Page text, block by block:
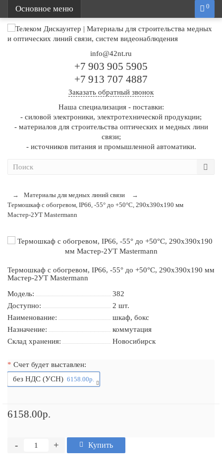
0
Основное меню
info@42nt.ru
+7 903 905 5905
+7 913 707 4887
Заказать обратный звонок
Наша специализация - поставки:
- силовой электроники, электротехнической продукции;
- материалов для строительства оптических и медных лини
связи;
- источников питания и промышленной автоматики.
Материалы для медных линий связи
Термошкаф с обогревом, IP66, -55° до +50°С, 290x390x190 мм
Мастер-2УТ Mastermann
Термошкаф с обогревом, IP66, -55° до +50°С, 290x390x190 мм
Мастер-2УТ Mastermann
Модель:
382
Доступно:
2 шт.
Наименование:
шкаф, бокс
Назначение:
коммутация
Склад хранения:
Новосибирск
Счет будет выставлен:
без НДС (УСН) 6158.00р.
6158.00р.
+
- Купить